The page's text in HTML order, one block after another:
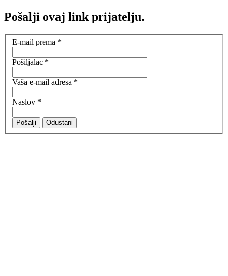
Pošalji ovaj link prijatelju.
E-mail prema *
Pošiljalac *
Vaša e-mail adresa *
Naslov *
Pošalji Odustani